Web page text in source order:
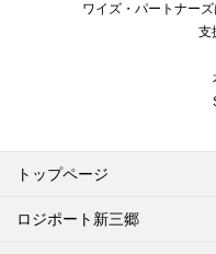
ワイズ・パートナー
支
トップページ
ロジポート新三郷